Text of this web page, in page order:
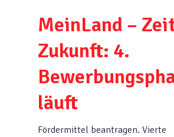
MeinLand –
Zukunft: 4.
läuft
Fördermittel beantragen. Vierte